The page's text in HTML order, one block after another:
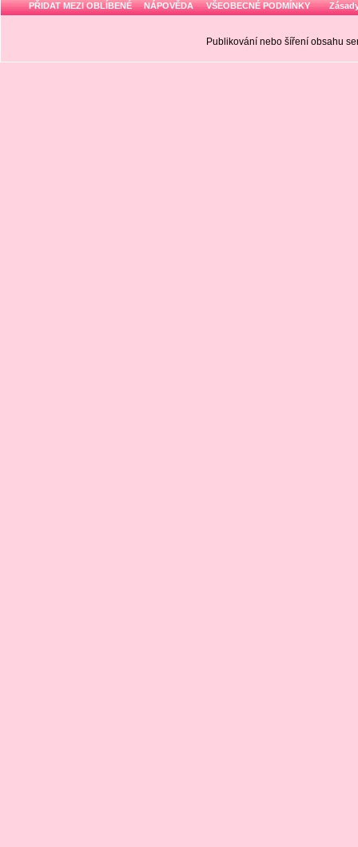
PŘIDAT MEZI OBLÍBENÉ NÁPOVĚDA VŠEOBECNÉ PODMÍNKY
Publikování nebo šíření obsahu